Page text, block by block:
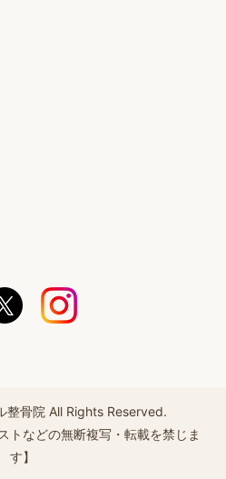
骨院 All Rights Reserved.
トなどの無断複写・転載を禁じま
す】